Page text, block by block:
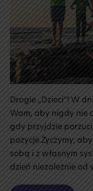
Drogie „Dzieci”! W
Wam, aby nigdy nie
gdy przyjdzie
pozycje.Życzymy,
sobą i z własnym
dzień niezależnie od